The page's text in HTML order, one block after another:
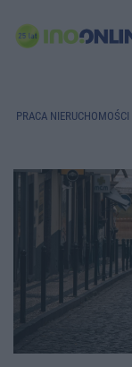
PRACA NIERUCHOMOŚCI